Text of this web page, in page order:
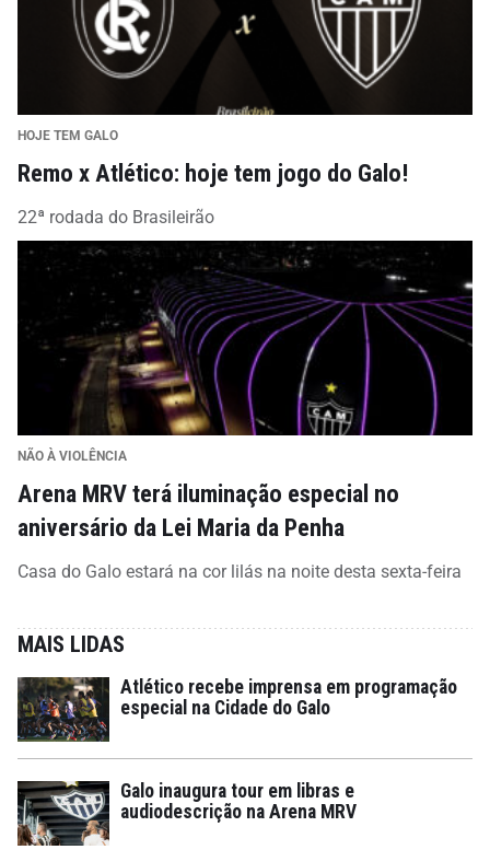
HOJE TEM GALO
Remo x Atlético: hoje tem jogo do Galo!
22ª rodada do Brasileirão
NÃO À VIOLÊNCIA
Arena MRV terá iluminação especial no
aniversário da Lei Maria da Penha
Casa do Galo estará na cor lilás na noite desta sexta-feira
MAIS LIDAS
Atlético recebe imprensa em programação
especial na Cidade do Galo
Galo inaugura tour em libras e
audiodescrição na Arena MRV